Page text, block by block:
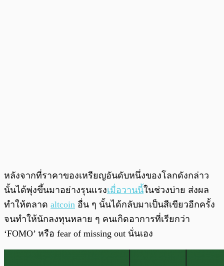
หลังจากที่ราคาของเหรียญอันดับหนึ่งของโลกดังกล่าว
นั้นได้พุ่งขึ้นมาอย่างรุนแรงเมื่อวานนี้ในช่วงบ่าย ส่งผล
ทำให้ตลาด altcoin อื่น ๆ นั้นได้กลับมาเป็นสีเขียวอีกครั้ง
จนทำให้นักลงทุนหลาย ๆ คนเกิดอาการที่เรียกว่า
‘FOMO’ หรือ fear of missing out นั่นเอง